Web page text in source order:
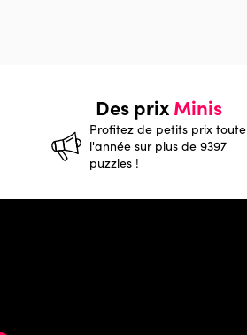
Des prixMinis
Profitez de petits prix toute
l'année sur plus de 9397
puzzles !